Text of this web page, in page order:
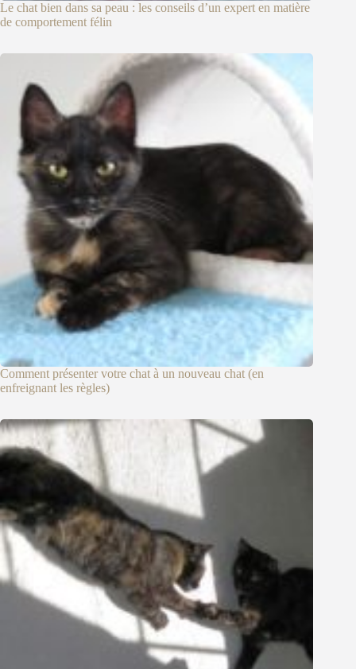
Le chat bien dans sa peau : les conseils d’un expert en matière
de comportement félin
Comment présenter votre chat à un nouveau chat (en
enfreignant les règles)